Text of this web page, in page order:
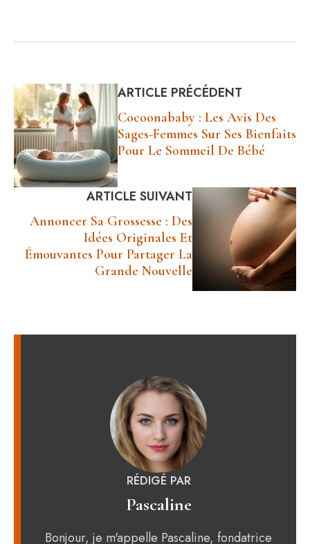
ARTICLE PRÉCÉDENT
Cocoonababy : Les Avis Des
Sages-Femmes Sur Ses Bienfaits
Pour Le Sommeil De Bébé
ARTICLE SUIVANT
Annoncer Sa Grossesse : Des
Idées Originales Et
Émouvantes Pour Partager La
Grande Nouvelle
RÉDIGÉ PAR
Pascaline
Bonjour, je m'appelle Pascaline, fondatrice